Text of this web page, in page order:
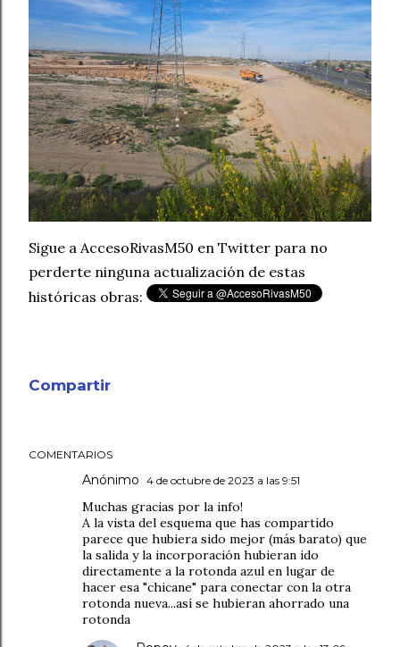
Sigue a AccesoRivasM50 en Twitter para no
perderte ninguna actualización de estas
históricas obras:
Compartir
COMENTARIOS
Anónimo 4 de octubre de 2023 a las 9:51
Muchas gracias por la info!
A la vista del esquema que has compartido
parece que hubiera sido mejor (más barato) que
la salida y la incorporación hubieran ido
directamente a la rotonda azul en lugar de
hacer esa "chicane" para conectar con la otra
rotonda nueva...así se hubieran ahorrado una
rotonda